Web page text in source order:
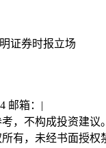
证券时报立场
邮箱： |
，不构成投资建议
有，未经书面授权